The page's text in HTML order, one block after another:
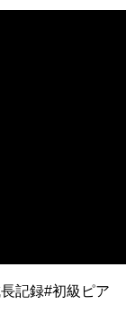
記録#初級ピア